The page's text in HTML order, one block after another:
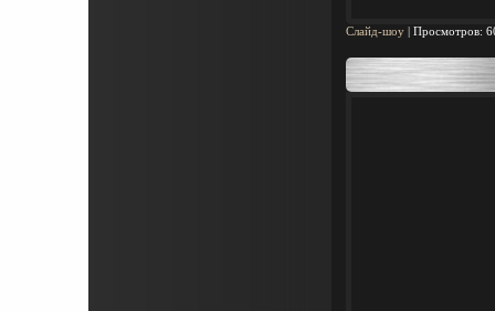
Слайд-шоу | Просмотров: